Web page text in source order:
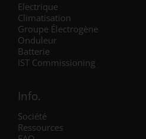
Electrique
Climatisation
Groupe Électrogène
Onduleur
Batterie
IST Commissioning
Info.
Société
Ressources